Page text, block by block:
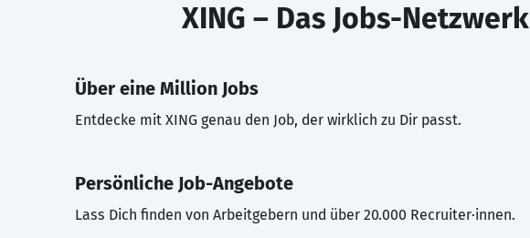
XING – Das Jobs-Netzwerk
Über eine Million Jobs
Entdecke mit XING genau den Job, der wirklich zu Dir passt.
Persönliche Job-Angebote
Lass Dich finden von Arbeitgebern und über 20.000 Recruiter·innen.